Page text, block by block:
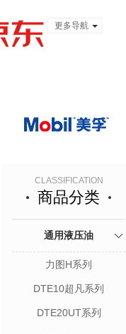
更多导航
CLASSIFICATION
商品分类
通用液压油
力图H系列
DTE10超凡系列
DTE20UT系列